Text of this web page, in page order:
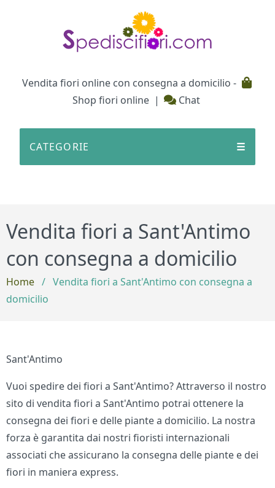
Vendita fiori online con consegna a domicilio -
Shop fiori online | Chat
CATEGORIE ☰
Vendita fiori a Sant'Antimo
con consegna a domicilio
Home / Vendita fiori a Sant'Antimo con consegna a
domicilio
Sant'Antimo
Vuoi spedire dei fiori a Sant'Antimo? Attraverso il nostro
sito di vendita fiori a Sant'Antimo potrai ottenere la
consegna dei fiori e delle piante a domicilio. La nostra
forza è garantita dai nostri fioristi internazionali
associati che assicurano la consegna delle piante e dei
fiori in maniera express.